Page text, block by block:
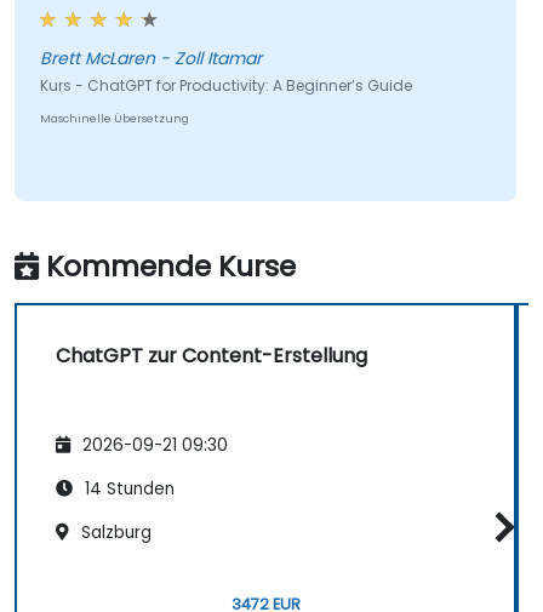
Brett McLaren - Zoll Itamar
Kurs - ChatGPT for Productivity: A Beginner’s Guide
Maschinelle Übersetzung
Kommende Kurse
ChatGPT zur Content-Erstellung
2026-09-21 09:30
14 Stunden
Salzburg
3472 EUR